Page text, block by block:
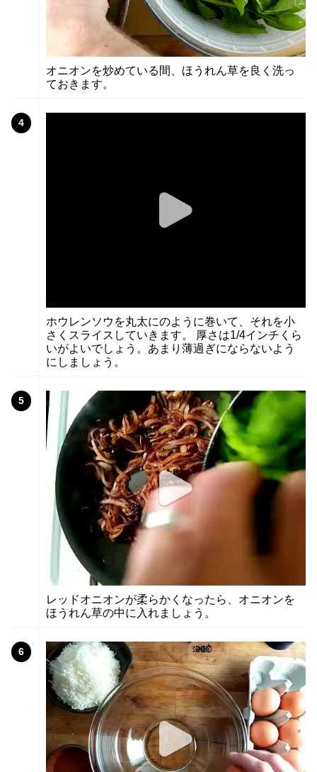
オニオンを炒めている間、ほうれん草を良く洗っ
ておきます。
4
ホウレンソウを丸太にのように巻いて、それを小
さくスライスしていきます。 厚さは1/4インチくら
いがよいでしょう。あまり薄過ぎにならないよう
にしましょう。
5
レッドオニオンが柔らかくなったら、オニオンを
ほうれん草の中に入れましょう。
6